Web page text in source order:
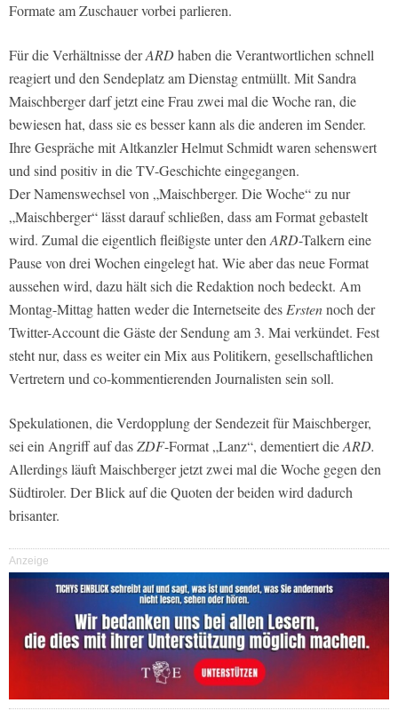
Formate am Zuschauer vorbei parlieren.
Für die Verhältnisse derARDhaben die Verantwortlichen schnell
reagiert und den Sendeplatz am Dienstag entmüllt. Mit Sandra
Maischberger darf jetzt eine Frau zwei mal die Woche ran, die
bewiesen hat, dass sie es besser kann als die anderen im Sender.
Ihre Gespräche mit Altkanzler Helmut Schmidt waren sehenswert
und sind positiv in die TV-Geschichte eingegangen.
Der Namenswechsel von „Maischberger. Die Woche“ zu nur
„Maischberger“ lässt darauf schließen, dass am Format gebastelt
wird. Zumal die eigentlich fleißigste unter denARD-Talkern eine
Pause von drei Wochen eingelegt hat. Wie aber das neue Format
aussehen wird, dazu hält sich die Redaktion noch bedeckt. Am
Montag-Mittag hatten weder die Internetseite desErstennoch der
Twitter-Account die Gäste der Sendung am 3. Mai verkündet. Fest
steht nur, dass es weiter ein Mix aus Politikern, gesellschaftlichen
Vertretern und co-kommentierenden Journalisten sein soll.
Spekulationen, die Verdopplung der Sendezeit für Maischberger,
sei ein Angriff auf dasZDF-Format „Lanz“, dementiert dieARD.
Allerdings läuft Maischberger jetzt zwei mal die Woche gegen den
Südtiroler. Der Blick auf die Quoten der beiden wird dadurch
brisanter.
Anzeige